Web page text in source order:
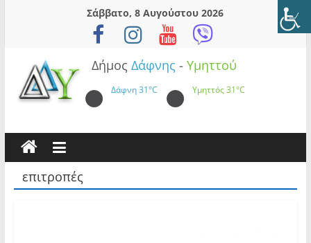
Σάββατο, 8 Αυγούστου 2026
Δήμος Δάφνης - Υμηττού
Δάφνη31°C Υμηττός31°C
επιτροπές